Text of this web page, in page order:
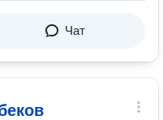
Чат